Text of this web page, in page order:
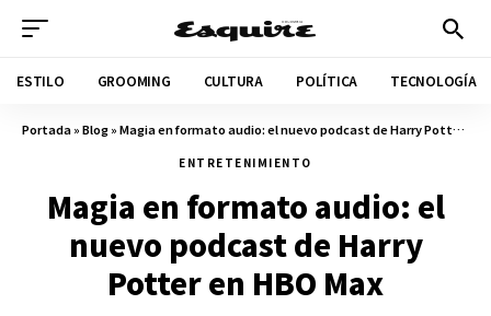
ESTILO GROOMING CULTURA POLÍTICA TECNOLOGÍA
Portada»Blog»Magia en formato audio: el nuevo podcast de Harry Potter en HBO Max
ENTRETENIMIENTO
Magia en formato audio: el
nuevo podcast de Harry
Potter en HBO Max